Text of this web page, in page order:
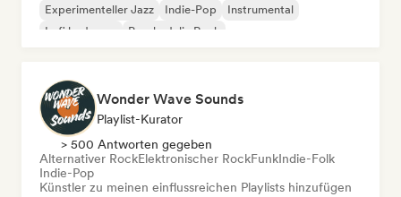
Experimenteller Jazz
Indie-Pop
Instrumental
Lofi bedroom
Psychedelic Rock
Wonder Wave Sounds
Playlist-Kurator
> 500 Antworten gegeben
Alternativer RockElektronischer RockFunkIndie-Folk
Indie-Pop
Künstler zu meinen einflussreichen Playlists hinzufügen